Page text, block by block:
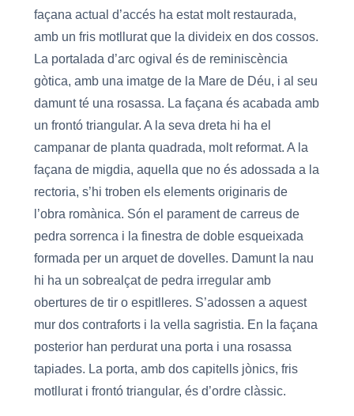
façana actual d’accés ha estat molt restaurada,
amb un fris motllurat que la divideix en dos cossos.
La portalada d’arc ogival és de reminiscència
gòtica, amb una imatge de la Mare de Déu, i al seu
damunt té una rosassa. La façana és acabada amb
un frontó triangular. A la seva dreta hi ha el
campanar de planta quadrada, molt reformat. A la
façana de migdia, aquella que no és adossada a la
rectoria, s’hi troben els elements originaris de
l’obra romànica. Són el parament de carreus de
pedra sorrenca i la finestra de doble esqueixada
formada per un arquet de dovelles. Damunt la nau
hi ha un sobrealçat de pedra irregular amb
obertures de tir o espitlleres. S’adossen a aquest
mur dos contraforts i la vella sagristia. En la façana
posterior han perdurat una porta i una rosassa
tapiades. La porta, amb dos capitells jònics, fris
motllurat i frontó triangular, és d’ordre clàssic.